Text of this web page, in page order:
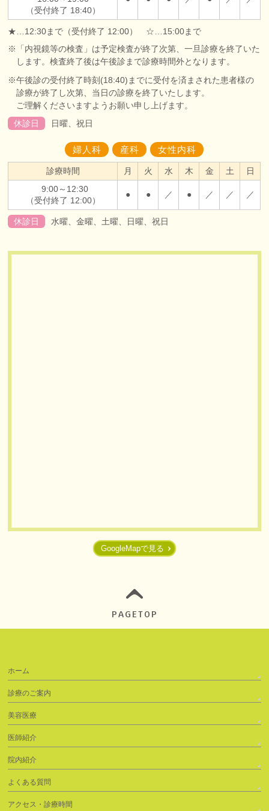
（受付終了 18:40）
★…12:30まで（受付終了 12:00） ☆…15:00まで
※「内視鏡等の検査」は予定検査が終了次第、一旦診療を終了いた
します。検査終了後は午後診まで診療時間外となります。
※午後診の受付終了時刻(18:40)までに受付を済まされた患者様の
診療が終了し次第、当日の診療を終了いたします。
ご理解くださいますようお願い申し上げます。
休診日
日曜、祝日
婦人科 産科 女性内科
診療時間 月 火 水 木 金 土
日
9:00～12:30
（受付終了 12:00）
● ● ／ ● ／ ／ ／
休診日 水曜、金曜、土曜、日曜、祝日
GoogleMapで見る
PAGETOP
ホーム
診療のご案内
美容医療
医師紹介
院内紹介
よくある質問
アクセス・診療時間